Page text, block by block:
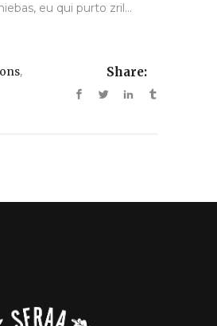
eu qui purto zril...
, Share: